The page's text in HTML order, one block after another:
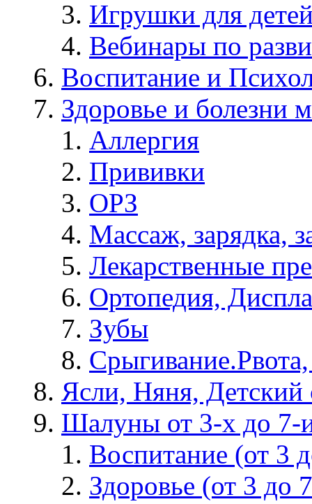
Игрушки для
Вебинары по
Воспитание и
Здоровье и болезни
Аллергия
Прививки
ОРЗ
Массаж, зарядка,
Лекарственные
Ортопедия,
Зубы
Ясли, Няня, Детский
Шалуны от 3-х до 7-
Воспитание (от 3
Здоровье (от 3 до